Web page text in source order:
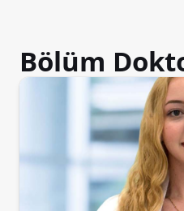
Bölüm